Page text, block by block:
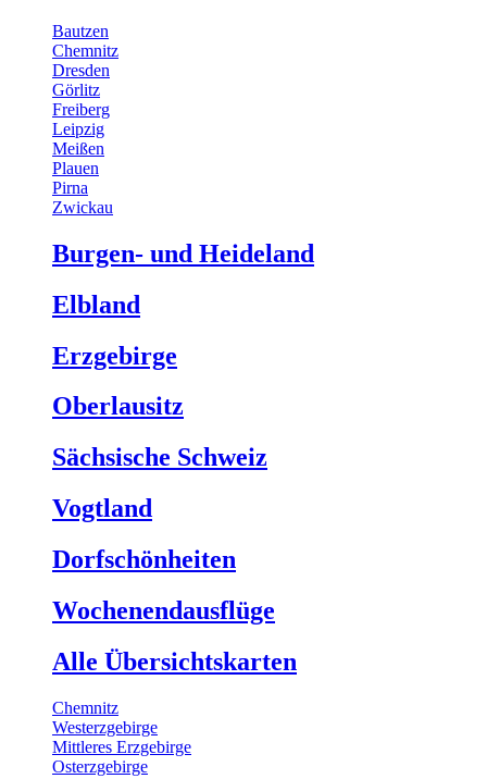
Bautzen
Chemnitz
Dresden
Görlitz
Freiberg
Leipzig
Meißen
Plauen
Pirna
Zwickau
Burgen- und Heideland
Elbland
Erzgebirge
Oberlausitz
Sächsische Schweiz
Vogtland
Dorfschönheiten
Wochenendausflüge
Alle Übersichtskarten
Chemnitz
Westerzgebirge
Mittleres Erzgebirge
Osterzgebirge